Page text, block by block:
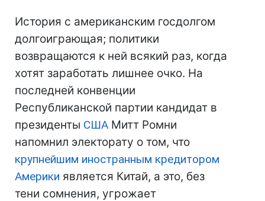
История с американским госдолгом
долгоиграющая; политики
возвращаются к ней всякий раз, когда
хотят заработать лишнее очко. На
последней конвенции
Республиканской партии кандидат в
президенты США Митт Ромни
напомнил электорату о том, что
крупнейшим иностранным кредитором
Америки является Китай, а это, без
тени сомнения, угрожает